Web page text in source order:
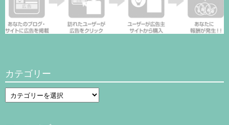
カテゴリー
カ
テ